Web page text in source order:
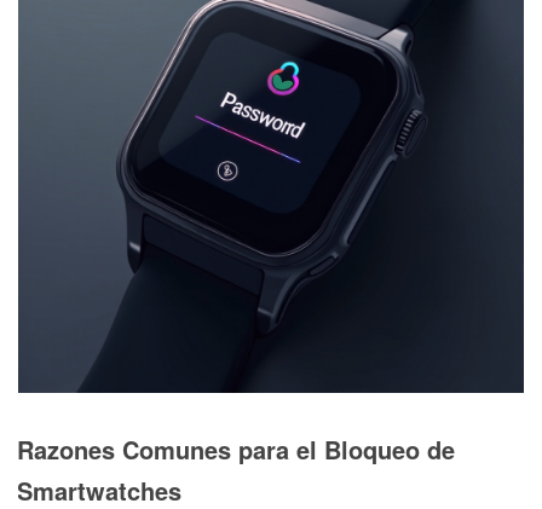
Razones Comunes para el Bloqueo de
Smartwatches